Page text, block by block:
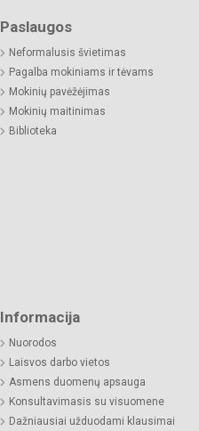
Paslaugos
Neformalusis švietimas
Pagalba mokiniams ir tėvams
Mokinių pavėžėjimas
Mokinių maitinimas
Biblioteka
Informacija
Nuorodos
Laisvos darbo vietos
Asmens duomenų apsauga
Konsultavimasis su visuomene
Dažniausiai užduodami klausimai